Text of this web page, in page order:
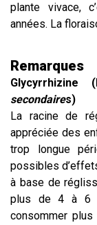
plante vivace,
années. La
Remarques
secondaires)
La racine de
appréciée des
trop longue
possibles
à base de
plus de 4 à 6
consommer